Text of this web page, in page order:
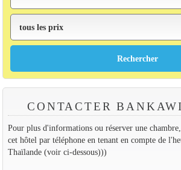
CONTACTER
Pour plus d'informations ou réserver une
cet hôtel par téléphone en tenant en compte de
Thaïlande (voir ci-dessous)))